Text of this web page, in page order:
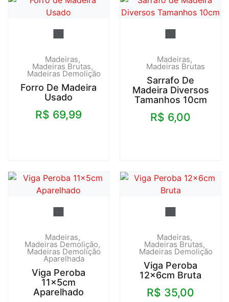
Madeiras
Madeiras Brutas
Madeiras Demolição
Forro De Madeira
Usado
R$ 69,99
Madeiras
Madeiras Brutas
Sarrafo De
Madeira Diversos
Tamanhos 10cm
R$ 6,00
Madeiras
Madeiras Demolição
Madeiras Demolição
Aparelhada
Viga Peroba
11x5cm
Aparelhado
Madeiras
Madeiras Brutas
Madeiras Demolição
Viga Peroba
12x6cm Bruta
R$ 35,00